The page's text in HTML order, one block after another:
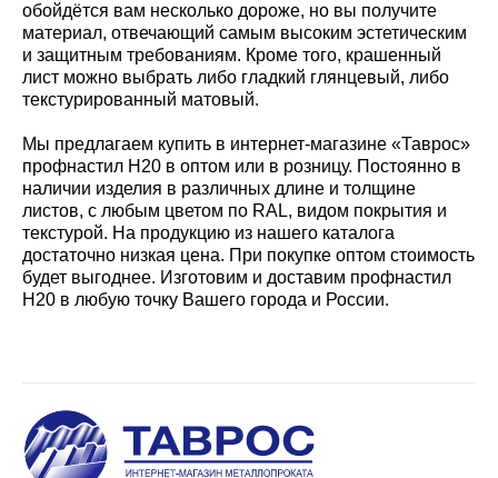
обойдётся вам несколько дороже, но вы получите
материал, отвечающий самым высоким эстетическим
и защитным требованиям. Кроме того, крашенный
лист можно выбрать либо гладкий глянцевый, либо
текстурированный матовый.
Мы предлагаем купить в интернет-магазине «Таврос»
профнастил Н20 в оптом или в розницу. Постоянно в
наличии изделия в различных длине и толщине
листов, с любым цветом по RAL, видом покрытия и
текстурой. На продукцию из нашего каталога
достаточно низкая цена. При покупке оптом стоимость
будет выгоднее. Изготовим и доставим профнастил
Н20 в любую точку Вашего города и России.